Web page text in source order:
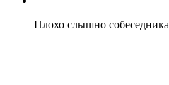
Плохо слышно собеседника